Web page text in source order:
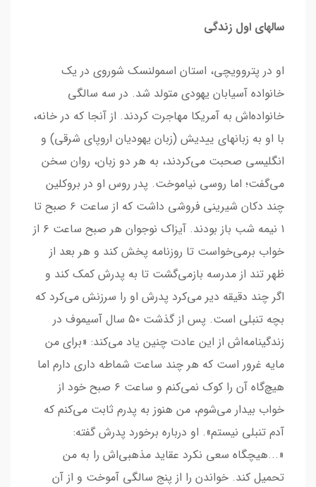
سالهای اول زندگی
او در پتروویچی، استان اسمولنسک شوروی در یک
خانواده آسیابان یهودی متولد شد. در سه سالگی
خانواده‌اش به آمریکا مهاجرت کردند. از آنجا که در خانه،
با او به زبانهای ییدیش (زبان یهودیان اروپای شرقی) و
انگلیسی صحبت می‌کردند، به هر دو زبان، روان سخن
می‌گفت؛ اما روسی نیاموخت. پدر روس او در بروکلین
چند دکان شیرینی فروشی داشت که از ساعت ۶ صبح تا
۱ نیمه شب باز بودند. آیزاک نوجوان هر صبح ساعت ۶ از
خواب برمی‌خواست تا روزنامه پخش کند و هر بعد از
ظهر تند از مدرسه بازمی‌گشت تا به پدرش کمک کند و
اگر چند دقیقه دیر می‌کرد پدرش او را سرزنش می‌کرد که
بچه تنبلی است. پس از گذشت ۵۰ سال آسیموف در
زندگینامه‌اش از این عادت چنین یاد می‌کند: «برای من
مایه غرور است که هر چند ساعت شماطه داری دارم اما
هیچ‌گاه آن را کوک نمی‌کنم و ساعت ۶ صبح خود از
خواب بیدار می‌شوم، من هنوز به پدرم ثابت می‌کنم که
آدم تنبلی نیستم». او درباره برخورد پدرش گفته:
«...هیچگاه سعی نکرد عقاید مذهبی‌اش را به من
تحمیل کند. خواندن را از پنج سالگی آموخت و از آن